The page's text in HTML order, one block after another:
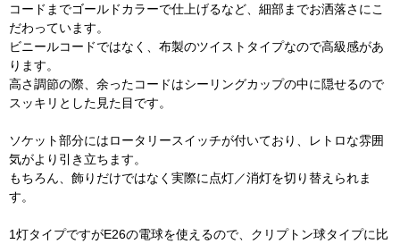
コードまでゴールドカラーで仕上げるなど、細部までお洒落さにこ
だわっています。
ビニールコードではなく、布製のツイストタイプなので高級感があ
ります。
高さ調節の際、余ったコードはシーリングカップの中に隠せるので
スッキリとした見た目です。
ソケット部分にはロータリースイッチが付いており、レトロな雰囲
気がより引き立ちます。
もちろん、飾りだけではなく実際に点灯／消灯を切り替えられま
す。
1灯タイプですがE26の電球を使えるので、クリプトン球タイプに比